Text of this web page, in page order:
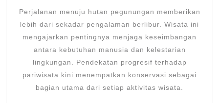
Perjalanan menuju hutan pegunungan memberikan
lebih dari sekadar pengalaman berlibur. Wisata ini
mengajarkan pentingnya menjaga keseimbangan
antara kebutuhan manusia dan kelestarian
lingkungan. Pendekatan progresif terhadap
pariwisata kini menempatkan konservasi sebagai
bagian utama dari setiap aktivitas wisata.